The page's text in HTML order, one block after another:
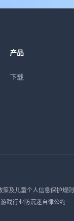
产品
下载
策及儿童个人信息保护规则
戏行业防沉迷自律公约